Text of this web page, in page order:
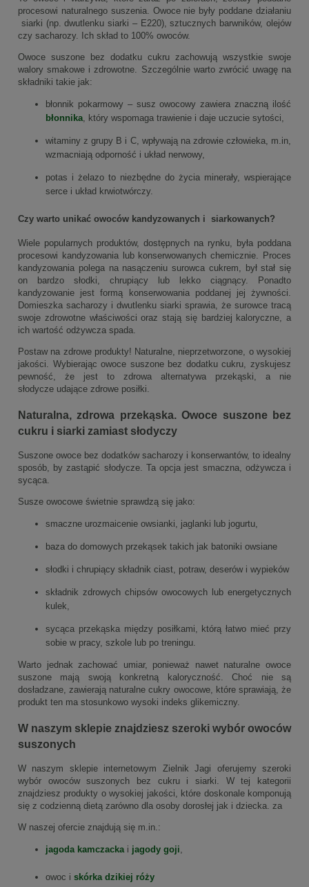
procesowi naturalnego suszenia. Owoce nie były poddane działaniu
siarki (np. dwutlenku siarki – E220), sztucznych barwników, olejów
czy sacharozy. Ich skład to 100% owoców.
Owoce suszone bez dodatku cukru zachowują wszystkie swoje
walory smakowe i zdrowotne. Szczególnie warto zwrócić uwagę na
składniki takie jak:
błonnik pokarmowy – susz owocowy zawiera znaczną ilość
błonnika, który wspomaga trawienie i daje uczucie sytości,
witaminy z grupy B i C, wpływają na zdrowie człowieka, m.in,
wzmacniają odporność i układ nerwowy,
potas i żelazo to niezbędne do życia minerały, wspierające
serce i układ krwiotwórczy.
Czy warto unikać owoców kandyzowanych i siarkowanych?
Wiele popularnych produktów, dostępnych na rynku, była poddana
procesowi kandyzowania lub konserwowanych chemicznie. Proces
kandyzowania polega na nasączeniu surowca cukrem, był stał się
on bardzo słodki, chrupiący lub lekko ciągnący. Ponadto
kandyzowanie jest formą konserwowania poddanej jej żywności.
Domieszka sacharozy i dwutlenku siarki sprawia, że surowce tracą
swoje zdrowotne właściwości oraz stają się bardziej kaloryczne, a
ich wartość odżywcza spada.
Postaw na zdrowe produkty! Naturalne, nieprzetworzone, o wysokiej
jakości. Wybierając owoce suszone bez dodatku cukru, zyskujesz
pewność, że jest to zdrowa alternatywa przekąski, a nie
słodycze udające zdrowe posiłki.
Naturalna, zdrowa przekąska. Owoce suszone bez
cukru i siarki zamiast słodyczy
Suszone owoce bez dodatków sacharozy i konserwantów, to idealny
sposób, by zastąpić słodycze. Ta opcja jest smaczna, odżywcza i
sycąca.
Susze owocowe świetnie sprawdzą się jako:
smaczne urozmaicenie owsianki, jaglanki lub jogurtu,
baza do domowych przekąsek takich jak batoniki owsiane
słodki i chrupiący składnik ciast, potraw, deserów i wypieków
składnik zdrowych chipsów owocowych lub energetycznych
kulek,
sycąca przekąska między posiłkami, którą łatwo mieć przy
sobie w pracy, szkole lub po treningu.
Warto jednak zachować umiar, ponieważ nawet naturalne owoce
suszone mają swoją konkretną kaloryczność. Choć nie są
dosładzane, zawierają naturalne cukry owocowe, które sprawiają, że
produkt ten ma stosunkowo wysoki indeks glikemiczny.
W naszym sklepie znajdziesz szeroki wybór owoców
suszonych
W naszym sklepie internetowym Zielnik Jagi oferujemy szeroki
wybór owoców suszonych bez cukru i siarki. W tej kategorii
znajdziesz produkty o wysokiej jakości, które doskonale komponują
się z codzienną dietą zarówno dla osoby dorosłej jak i dziecka. za
W naszej ofercie znajdują się m.in.:
jagoda kamczackai jagody goji,
owoc i skórka dzikiej róży